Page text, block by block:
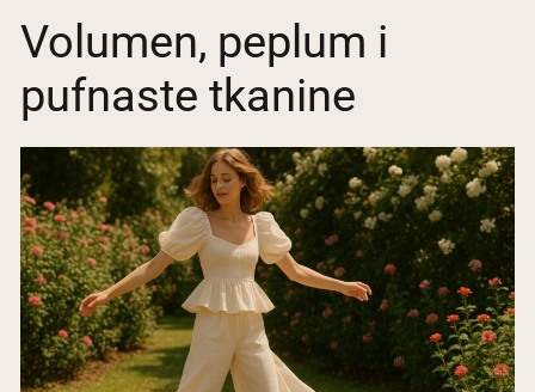
Volumen, peplum i
pufnaste tkanine